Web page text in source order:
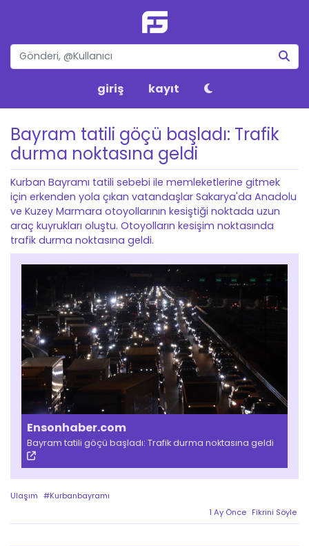
giriş kayıt
Bayram tatili göçü başladı: Trafik
durma noktasına geldi
Kurban Bayramı tatili sebebi ile memleketlerine gitmek
için erkenden yola çıkan vatandaşlar Sakarya'da Anadolu
ve Kuzey Marmara otoyollarının kesiştiği noktada uzun
araç kuyrukları oluştu. Otoyolların kesişim noktasında
trafik durma noktasına geldi.
Ensonhaber.com
Bayram tatili göçü başladı: Trafik durma noktasına geldi
Ulaşım #Kurbanbayramı
1 Ay Önce Fikrini Söyle